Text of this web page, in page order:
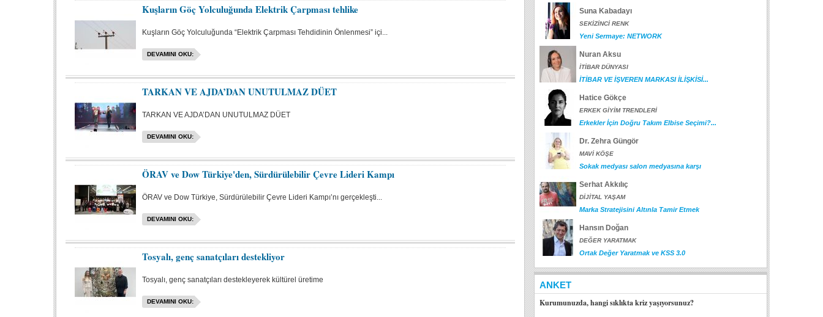
Kuşların Göç Yolculuğunda Elektrik Çarpması tehlike
Kuşların Göç Yolculuğunda “Elektrik Çarpması Tehdidinin Önlenmesi” içi...
DEVAMINI OKU:
TARKAN VE AJDA’DAN UNUTULMAZ DÜET
TARKAN VE AJDA’DAN UNUTULMAZ DÜET
DEVAMINI OKU:
ÖRAV ve Dow Türkiye'den, Sürdürülebilir Çevre Lideri Kampı
ÖRAV ve Dow Türkiye, Sürdürülebilir Çevre Lideri Kampı’nı gerçekleşti...
DEVAMINI OKU:
Tosyalı, genç sanatçıları destekliyor
Tosyalı, genç sanatçıları destekleyerek kültürel üretime
DEVAMINI OKU:
Suna Kabadayı
SEKİZİNCİ RENK
Yeni Sermaye: NETWORK
Nuran Aksu
İTİBAR DÜNYASI
İTİBAR VE İŞVEREN MARKASI İLİŞKİSİ...
Hatice Gökçe
ERKEK GİYİM TRENDLERİ
Erkekler İçin Doğru Takım Elbise Seçimi?...
Dr. Zehra Güngör
MAVİ KÖŞE
Sokak medyası salon medyasına karşı
Serhat Akkılıç
DİJİTAL YAŞAM
Marka Stratejisini Altınla Tamir Etmek
Hansın Doğan
DEĞER YARATMAK
Ortak Değer Yaratmak ve KSS 3.0
ANKET
Kurumunuzda, hangi sıklıkta kriz yaşıyorsunuz?